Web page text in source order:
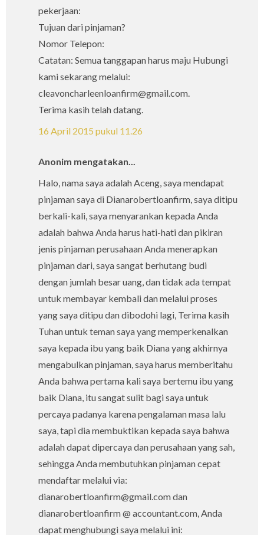
pekerjaan:
Tujuan dari pinjaman?
Nomor Telepon:
Catatan: Semua tanggapan harus maju Hubungi
kami sekarang melalui:
cleavoncharleenloanfirm@gmail.com.
Terima kasih telah datang.
16 April 2015 pukul 11.26
Anonim mengatakan...
Halo, nama saya adalah Aceng, saya mendapat
pinjaman saya di Dianarobertloanfirm, saya ditipu
berkali-kali, saya menyarankan kepada Anda
adalah bahwa Anda harus hati-hati dan pikiran
jenis pinjaman perusahaan Anda menerapkan
pinjaman dari, saya sangat berhutang budi
dengan jumlah besar uang, dan tidak ada tempat
untuk membayar kembali dan melalui proses
yang saya ditipu dan dibodohi lagi, Terima kasih
Tuhan untuk teman saya yang memperkenalkan
saya kepada ibu yang baik Diana yang akhirnya
mengabulkan pinjaman, saya harus memberitahu
Anda bahwa pertama kali saya bertemu ibu yang
baik Diana, itu sangat sulit bagi saya untuk
percaya padanya karena pengalaman masa lalu
saya, tapi dia membuktikan kepada saya bahwa
adalah dapat dipercaya dan perusahaan yang sah,
sehingga Anda membutuhkan pinjaman cepat
mendaftar melalui via:
dianarobertloanfirm@gmail.com dan
dianarobertloanfirm @ accountant.com, Anda
dapat menghubungi saya melalui ini: